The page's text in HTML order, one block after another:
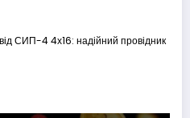
СИП-4 4х16: надійний провідник